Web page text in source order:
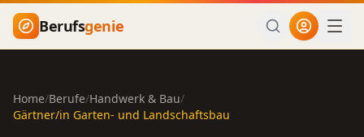
Zum Hauptinhalt springen
Berufsgenie
Home/Berufe/Handwerk & Bau/
Gärtner/in Garten- und Landschaftsbau